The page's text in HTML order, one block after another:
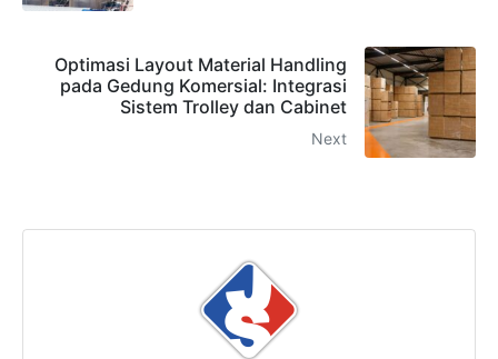
Optimasi Layout Material Handling
pada Gedung Komersial: Integrasi
Sistem Trolley dan Cabinet
Next